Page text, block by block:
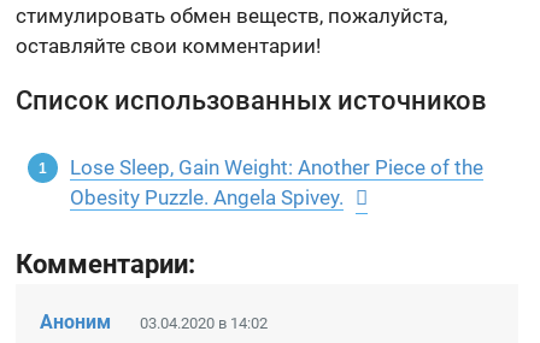
стимулировать обмен веществ, пожалуйста,
оставляйте свои комментарии!
Список использованных источников
Lose Sleep, Gain Weight: Another Piece of the
Obesity Puzzle. Angela Spivey.
Комментарии:
Аноним 03.04.2020 в 14:02